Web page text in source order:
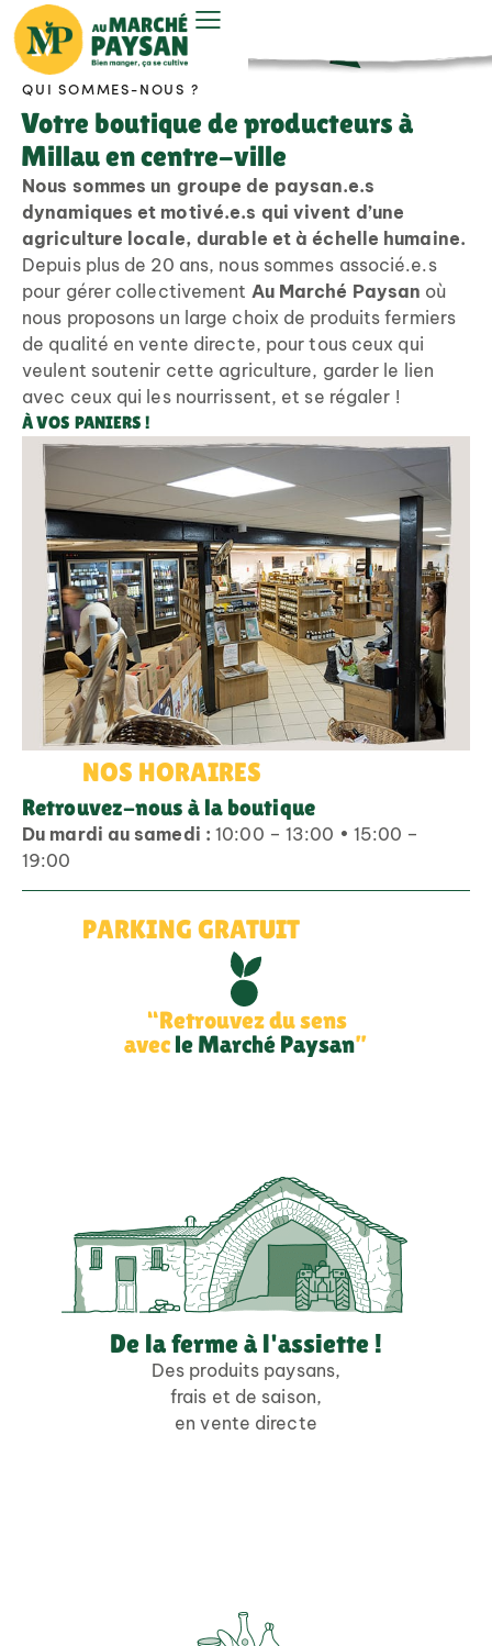
QUI SOMMES-NOUS ?
Votre boutique de producteurs à
Millau en centre-ville
Nous sommes un groupe de paysan.e.s
dynamiques et motivé.e.s qui vivent d’une
agriculture locale, durable et à échelle humaine.
Depuis plus de 20 ans, nous sommes associé.e.s
pour gérer collectivement Au Marché Paysan où
nous proposons un large choix de produits fermiers
de qualité en vente directe, pour tous ceux qui
veulent soutenir cette agriculture, garder le lien
avec ceux qui les nourrissent, et se régaler !
À VOS PANIERS !
NOS HORAIRES
Retrouvez-nous à la boutique
Du mardi au samedi :10:00 – 13:00 • 15:00 –
19:00
PARKING GRATUIT
“Retrouvez du sens
avec le Marché Paysan”
De la ferme à l'assiette !
Des produits paysans,
frais et de saison,
en vente directe